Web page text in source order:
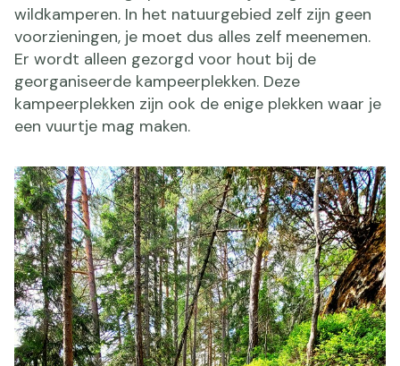
wildkamperen. In het natuurgebied zelf zijn geen
voorzieningen, je moet dus alles zelf meenemen.
Er wordt alleen gezorgd voor hout bij de
georganiseerde kampeerplekken. Deze
kampeerplekken zijn ook de enige plekken waar je
een vuurtje mag maken.